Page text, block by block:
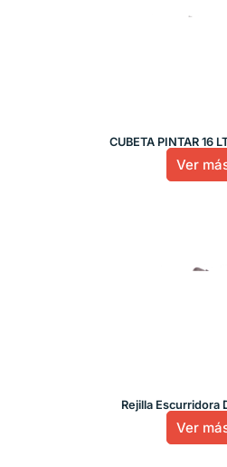
CUBETA PINTAR 16
Ver
Rejilla Escurridora
Ver